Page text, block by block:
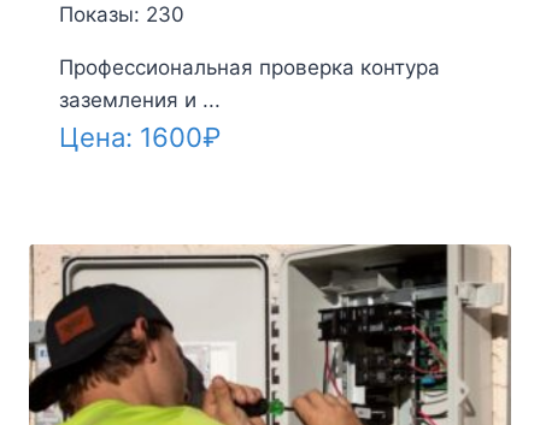
Показы: 230
Профессиональная проверка контура
заземления и ...
Цена: 1600₽